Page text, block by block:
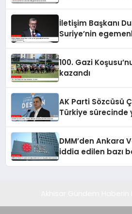
İletişim Başkanı
Suriye’nin
100. Gazi
kazandı
AK Parti Sözcüsü
Türkiye sürecinde
DMM’den Ankara
iddia edilen bazı